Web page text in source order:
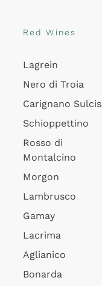
Red Wines
Lagrein
Nero di Troia
Carignano Sulcis
Schioppettino
Rosso di
Montalcino
Morgon
Lambrusco
Gamay
Lacrima
Aglianico
Bonarda